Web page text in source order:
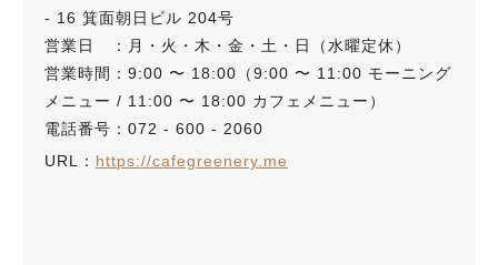
- 16 箕面朝日ビル 204号
営業日 ：月・火・木・金・土・日（水曜定休）
営業時間：9:00 〜 18:00（9:00 〜 11:00 モーニング
メニュー / 11:00 〜 18:00 カフェメニュー）
電話番号：072 - 600 - 2060
URL： https://cafegreenery.me